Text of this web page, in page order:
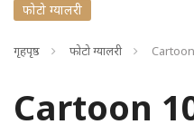
फोटो ग्यालरी
गृहपृष्ठ फोटो ग्यालरी
Cartoon